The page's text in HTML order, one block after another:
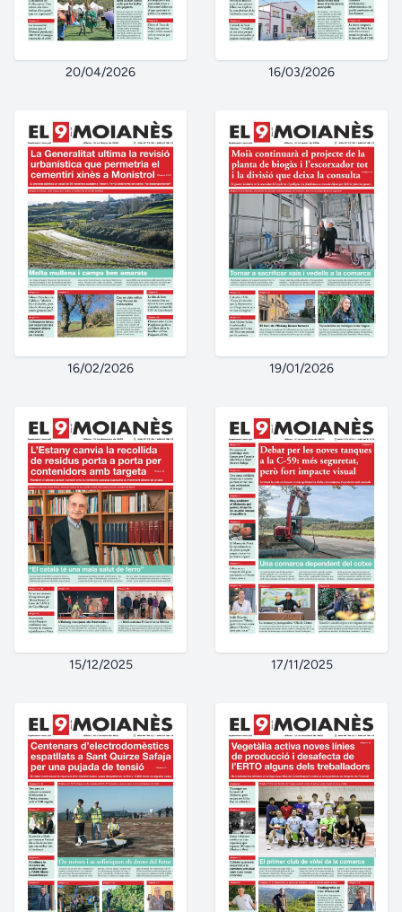
20/04/2026 16/03/2026
16/02/2026 19/01/2026
15/12/2025 17/11/2025